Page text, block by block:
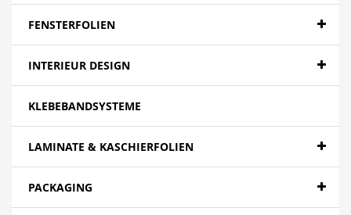
FENSTERFOLIEN
INTERIEUR DESIGN
KLEBEBANDSYSTEME
LAMINATE & KASCHIERFOLIEN
PACKAGING